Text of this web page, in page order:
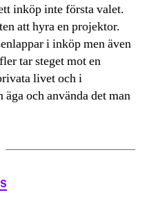
inköp inte första valet.
att hyra en projektor.
i inköp men även
tar steget mot en
livet och i
och använda det man